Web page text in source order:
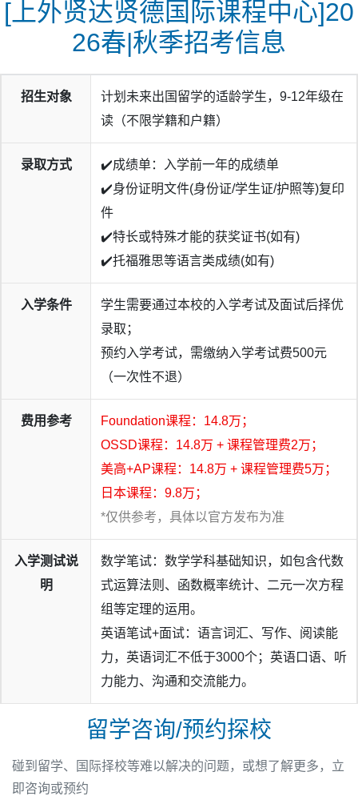
[上外贤达贤德国际课程中心]20
26春|秋季招考信息
招生对象
计划未来出国留学的适龄学生，9-12年级在
读（不限学籍和户籍）
录取方式
✔️成绩单：入学前一年的成绩单
✔️身份证明文件(身份证/学生证/护照等)复印
件
✔️特长或特殊才能的获奖证书(如有)
✔️托福雅思等语言类成绩(如有)
入学条件
学生需要通过本校的入学考试及面试后择优
录取；
预约入学考试，需缴纳入学考试费500元
（一次性不退）
费用参考
Foundation课程：14.8万；
OSSD课程：14.8万 + 课程管理费2万；
美高+AP课程：14.8万 + 课程管理费5万；
日本课程：9.8万；
*仅供参考，具体以官方发布为准
入学测试说
明
数学笔试：数学学科基础知识，如包含代数
式运算法则、函数概率统计、二元一次方程
组等定理的运用。
英语笔试+面试：语言词汇、写作、阅读能
力，英语词汇不低于3000个；英语口语、听
力能力、沟通和交流能力。
留学咨询/预约探校
碰到留学、国际择校等难以解决的问题，或想了解更多，立
即咨询或预约